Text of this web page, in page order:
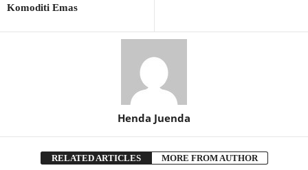
Komoditi Emas
Henda Juenda
RELATED ARTICLES MORE FROM AUTHOR